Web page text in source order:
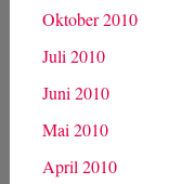
Oktober 2010
Juli 2010
Juni 2010
Mai 2010
April 2010